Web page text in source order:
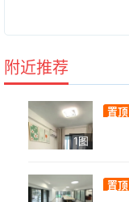
附近推荐
1图
置顶
置顶